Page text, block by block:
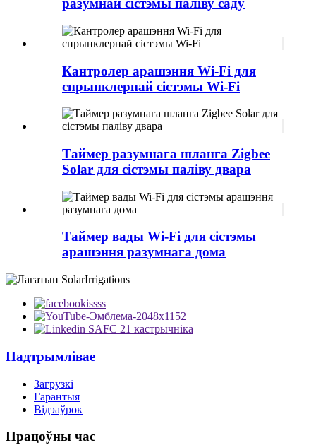
разумнай сістэмы паліву саду
Кантролер арашэння Wi-Fi для
спрынклернай сістэмы Wi-Fi
Таймер разумнага шланга Zigbee
Solar для сістэмы паліву двара
Таймер вады Wi-Fi для сістэмы
арашэння разумнага дома
Падтрымлівае
Загрузкі
Гарантыя
Відэаўрок
Працоўны час